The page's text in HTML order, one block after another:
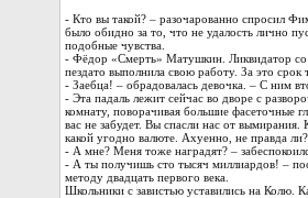
- Кто вы такой? – разочарованно спросил
было обидно за то, что не удалость лично
подобные чувства.
- Фёдор «Смерть» Матушкин. Ликвидатор со
пездато выполнила свою работу. За это срок
- Заебца! – обрадовалась девочка. – С ним
- Эта падаль лежит сейчас во дворе с
комнату, поворачивая большие фасеточные
вас не забудет. Вы спасли нас от
какой угодно валюте. Ахуенно, не правда ли?
- А мне? Меня тоже наградят? –
- А ты получишь сто тысяч миллиардов! –
методу двадцать первого века.
Школьники с завистью уставились на Колю.